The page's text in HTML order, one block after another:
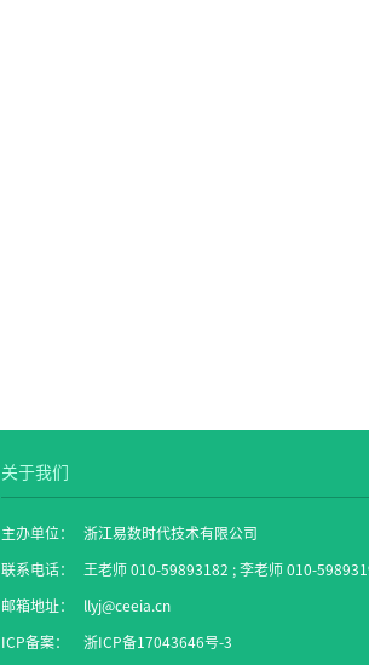
关于我们
主办单位： 浙江易数时代技术有限公司
联系电话： 王老师 010-59893182 ; 李老师 010-
邮箱地址： llyj@ceeia.cn
ICP备案： 浙ICP备17043646号-3